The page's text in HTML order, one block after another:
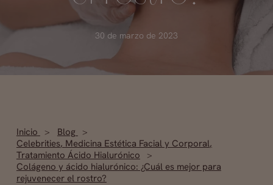
30 de marzo de 2023
Inicio
Blog
Celebrities, Medicina Estética Facial y Corporal,
Tratamiento Ácido Hialurónico
Colágeno y ácido hialurónico: ¿Cuál es mejor para
rejuvenecer el rostro?